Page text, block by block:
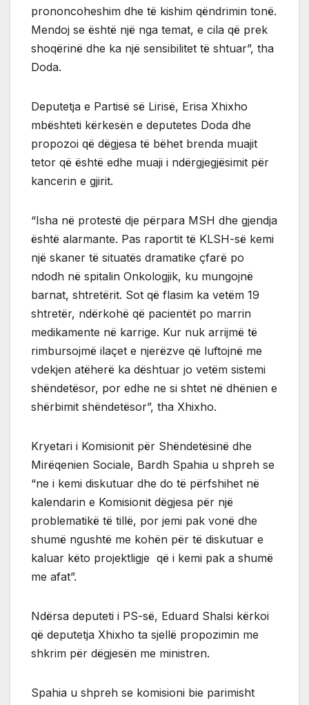
prononcoheshim dhe të kishim qëndrimin tonë.
Mendoj se është një nga temat, e cila që prek
shoqërinë dhe ka një sensibilitet të shtuar”, tha
Doda.
Deputetja e Partisë së Lirisë, Erisa Xhixho
mbështeti kërkesën e deputetes Doda dhe
propozoi që dëgjesa të bëhet brenda muajit
tetor që është edhe muaji i ndërgjegjësimit për
kancerin e gjirit.
“Isha në protestë dje përpara MSH dhe gjendja
është alarmante. Pas raportit të KLSH-së kemi
një skaner të situatës dramatike çfarë po
ndodh në spitalin Onkologjik, ku mungojnë
barnat, shtretërit. Sot që flasim ka vetëm 19
shtretër, ndërkohë që pacientët po marrin
medikamente në karrige. Kur nuk arrijmë të
rimbursojmë ilaçet e njerëzve që luftojnë me
vdekjen atëherë ka dështuar jo vetëm sistemi
shëndetësor, por edhe ne si shtet në dhënien e
shërbimit shëndetësor”, tha Xhixho.
Kryetari i Komisionit për Shëndetësinë dhe
Mirëqenien Sociale, Bardh Spahia u shpreh se
“ne i kemi diskutuar dhe do të përfshihet në
kalendarin e Komisionit dëgjesa për një
problematikë të tillë, por jemi pak vonë dhe
shumë ngushtë me kohën për të diskutuar e
kaluar këto projektligje që i kemi pak a shumë
me afat”.
Ndërsa deputeti i PS-së, Eduard Shalsi kërkoi
që deputetja Xhixho ta sjellë propozimin me
shkrim për dëgjesën me ministren.
Spahia u shpreh se komisioni bie parimisht